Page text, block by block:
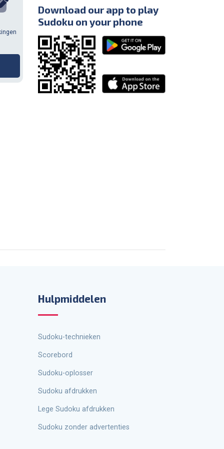
Download our app to play
Sudoku on your phone
Hulpmiddelen
Sudoku-technieken
Scorebord
Sudoku-oplosser
Sudoku afdrukken
Lege Sudoku afdrukken
Sudoku zonder advertenties